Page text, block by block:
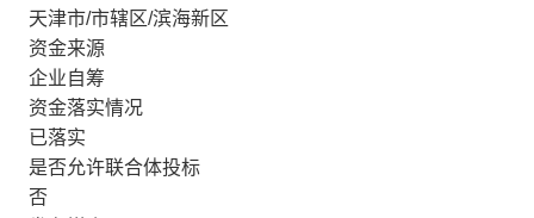
天津市/市辖区/滨海新区
资金来源
企业自筹
资金落实情况
已落实
是否允许联合体投标
否